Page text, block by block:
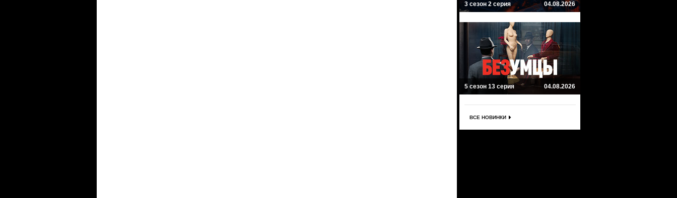
3 сезон 2 серия 04.08.2026
5 сезон 13 серия 04.08.2026
ВСЕ НОВИНКИ